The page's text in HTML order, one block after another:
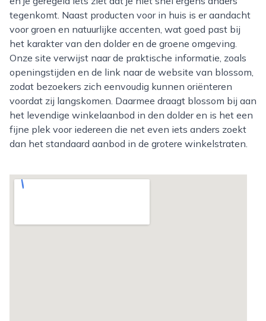
tegenkomt. Naast producten voor in huis is er aandacht
voor groen en natuurlijke accenten, wat goed past bij
het karakter van den dolder en de groene omgeving.
Onze site verwijst naar de praktische informatie, zoals
openingstijden en de link naar de website van blossom,
zodat bezoekers zich eenvoudig kunnen oriënteren
voordat zij langskomen. Daarmee draagt blossom bij aan
het levendige winkelaanbod in den dolder en is het een
fijne plek voor iedereen die net even iets anders zoekt
dan het standaard aanbod in de grotere winkelstraten.